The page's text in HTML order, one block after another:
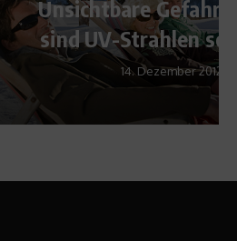
Gefahr – warum
schädlich?
Dezember 2012